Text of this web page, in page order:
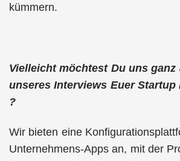
kümmern.
Vielleicht möchtest Du uns ganz
unseres Interviews Euer
?
Wir bieten eine
Unternehmens-Apps an, mit der